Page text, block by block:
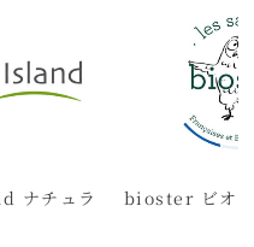
ナチュラ
bioster ビオ